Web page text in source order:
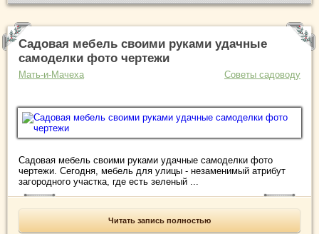
Садовая мебель своими руками удачные
самоделки фото чертежи
Мать-и-Мачеха Советы садоводу
Садовая мебель своими руками удачные самоделки фото
чертежи. Сегодня, мебель для улицы - незаменимый атрибут
загородного участка, где есть зеленый ...
Читать запись полностью